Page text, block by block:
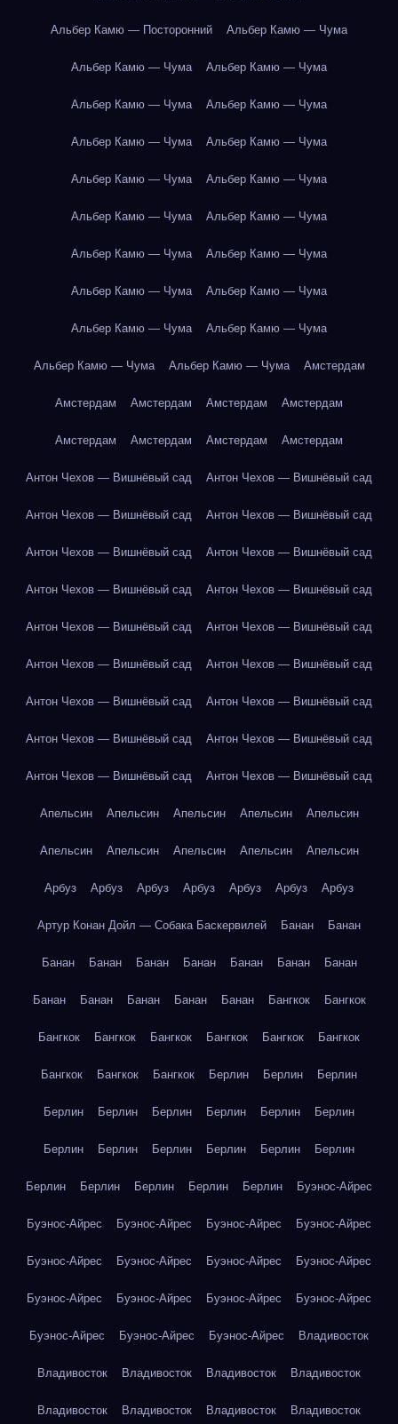
Альбер Камю — Посторонний Альбер Камю — Чума
Альбер Камю — Чума Альбер Камю — Чума
Альбер Камю — Чума Альбер Камю — Чума
Альбер Камю — Чума Альбер Камю — Чума
Альбер Камю — Чума Альбер Камю — Чума
Альбер Камю — Чума Альбер Камю — Чума
Альбер Камю — Чума Альбер Камю — Чума
Альбер Камю — Чума Альбер Камю — Чума
Альбер Камю — Чума Альбер Камю — Чума
Альбер Камю — Чума Альбер Камю — Чума Амстердам
Амстердам Амстердам Амстердам Амстердам
Амстердам Амстердам Амстердам Амстердам
Антон Чехов — Вишнёвый сад Антон Чехов — Вишнёвый сад
Антон Чехов — Вишнёвый сад Антон Чехов — Вишнёвый сад
Антон Чехов — Вишнёвый сад Антон Чехов — Вишнёвый сад
Антон Чехов — Вишнёвый сад Антон Чехов — Вишнёвый сад
Антон Чехов — Вишнёвый сад Антон Чехов — Вишнёвый сад
Антон Чехов — Вишнёвый сад Антон Чехов — Вишнёвый сад
Антон Чехов — Вишнёвый сад Антон Чехов — Вишнёвый сад
Антон Чехов — Вишнёвый сад Антон Чехов — Вишнёвый сад
Антон Чехов — Вишнёвый сад Антон Чехов — Вишнёвый сад
Апельсин Апельсин Апельсин Апельсин Апельсин
Апельсин Апельсин Апельсин Апельсин Апельсин
Арбуз Арбуз Арбуз Арбуз Арбуз Арбуз Арбуз
Артур Конан Дойл — Собака Баскервилей Банан Банан
Банан Банан Банан Банан Банан Банан Банан
Банан Банан Банан Банан Банан Бангкок Бангкок
Бангкок Бангкок Бангкок Бангкок Бангкок Бангкок
Бангкок Бангкок Бангкок Берлин Берлин Берлин
Берлин Берлин Берлин Берлин Берлин Берлин
Берлин Берлин Берлин Берлин Берлин Берлин
Берлин Берлин Берлин Берлин Берлин Буэнос-Айрес
Буэнос-Айрес Буэнос-Айрес Буэнос-Айрес Буэнос-Айрес
Буэнос-Айрес Буэнос-Айрес Буэнос-Айрес Буэнос-Айрес
Буэнос-Айрес Буэнос-Айрес Буэнос-Айрес Буэнос-Айрес
Буэнос-Айрес Буэнос-Айрес Буэнос-Айрес Владивосток
Владивосток Владивосток Владивосток Владивосток
Владивосток Владивосток Владивосток Владивосток